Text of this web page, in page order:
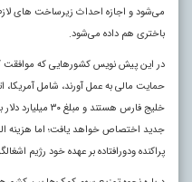
می‌شود و اجازه احداث زیرساخت های
باختری هم داده می‌شود.
در این پیش نویس کشورهایی که موافقت
حمایت مالی به عمل آورند، شامل آمریکا،
جدید اختصاص خواهد یافت؛ اما هزینه
پراکنده ودورافتاده بر عهده خود رژیم